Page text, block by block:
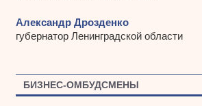
Александр Дрозденко
губернатор Ленинградской области
БИЗНЕС-ОМБУДСМЕНЫ